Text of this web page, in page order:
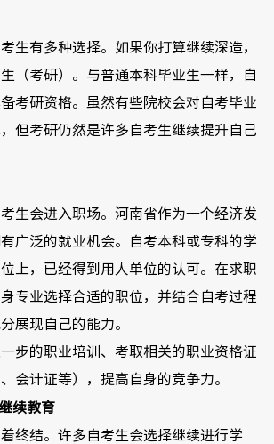
生有多种选择。如果你打算继续深造，
（考研）。与普通本科毕业生一样，自
考研资格。虽然有些院校会对自考毕业
但考研仍然是许多自考生继续提升自己
生会进入职场。河南省作为一个经济发
广泛的就业机会。自考本科或专科的学
上，已经得到用人单位的认可。在求职
专业选择合适的职位，并结合自考过程
展现自己的能力。
步的职业培训、考取相关的职业资格证
会计证等），提高自身的竞争力。
续教育
终结。许多自考生会选择继续进行学